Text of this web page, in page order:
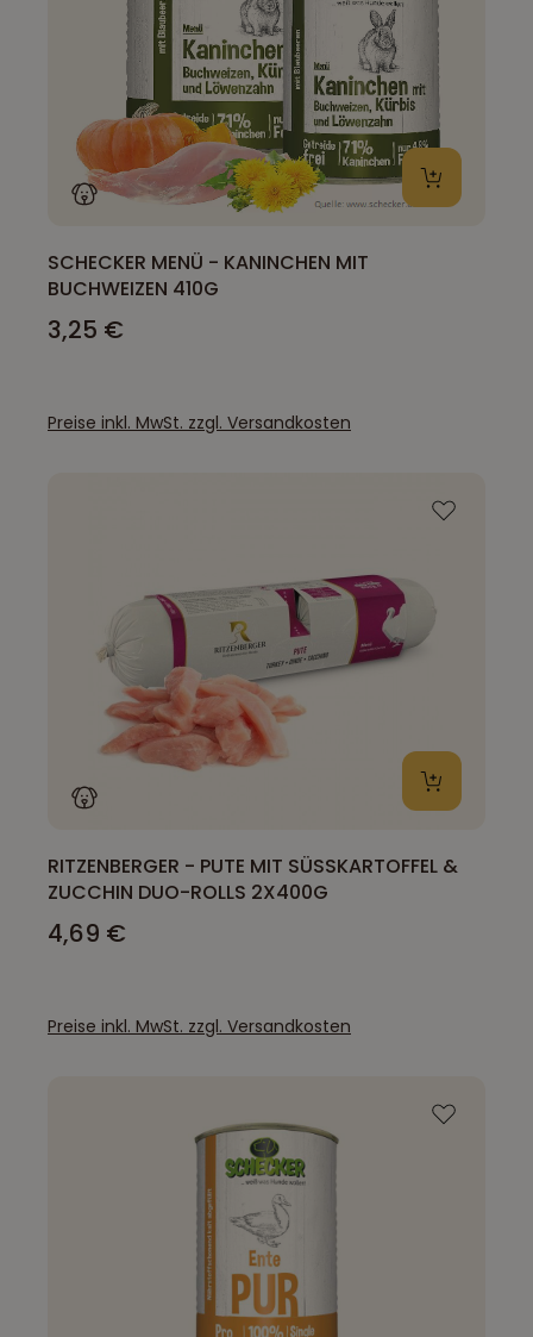
SCHECKER MENÜ - KANINCHEN MIT
BUCHWEIZEN 410G
3,25 €
Preise inkl. MwSt. zzgl. Versandkosten
RITZENBERGER - PUTE MIT SÜSSKARTOFFEL & Z
UCCHIN DUO-ROLLS 2X400G
4,69 €
Preise inkl. MwSt. zzgl. Versandkosten